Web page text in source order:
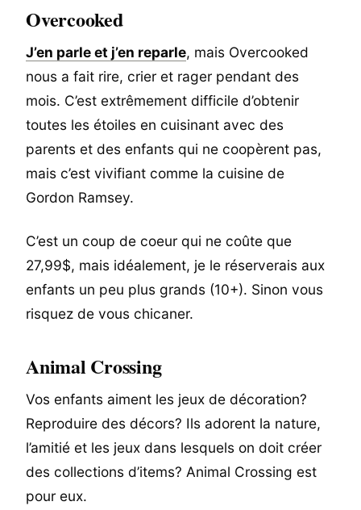
Overcooked
J’en parle et j’en reparle, mais Overcooked
nous a fait rire, crier et rager pendant des
mois. C’est extrêmement difficile d’obtenir
toutes les étoiles en cuisinant avec des
parents et des enfants qui ne coopèrent pas,
mais c’est vivifiant comme la cuisine de
Gordon Ramsey.
C’est un coup de coeur qui ne coûte que
27,99$, mais idéalement, je le réserverais aux
enfants un peu plus grands (10+). Sinon vous
risquez de vous chicaner.
Animal Crossing
Vos enfants aiment les jeux de décoration?
Reproduire des décors? Ils adorent la nature,
l’amitié et les jeux dans lesquels on doit créer
des collections d’items? Animal Crossing est
pour eux.